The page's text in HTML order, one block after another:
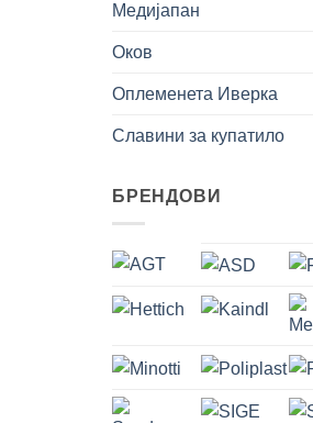
Медијапан
Оков
Оплеменета Иверка
Славини за купатило
БРЕНДОВИ